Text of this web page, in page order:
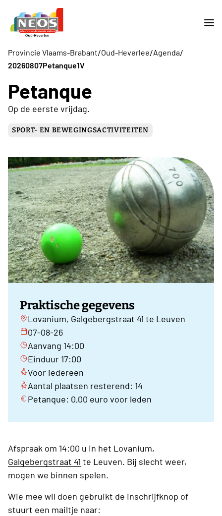
Provincie Vlaams-Brabant/Oud-Heverlee/Agenda/
20260807Petanque1V
Petanque
Op de eerste vrijdag.
SPORT- EN BEWEGINGSACTIVITEITEN
Praktische gegevens
Lovanium, Galgebergstraat 41 te Leuven
07-08-26
Aanvang 14:00
Einduur 17:00
Voor iedereen
Aantal plaatsen resterend: 14
Petanque: 0,00 euro voor leden
Afspraak om 14:00 u in het Lovanium,
Galgebergstraat 41 te Leuven. Bij slecht weer,
mogen we binnen spelen.
Wie mee wil doen gebruikt de inschrijfknop of
stuurt een mailtje naar: